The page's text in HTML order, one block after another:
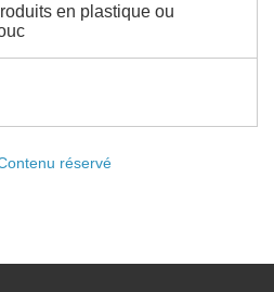
en plastique ou
réservé